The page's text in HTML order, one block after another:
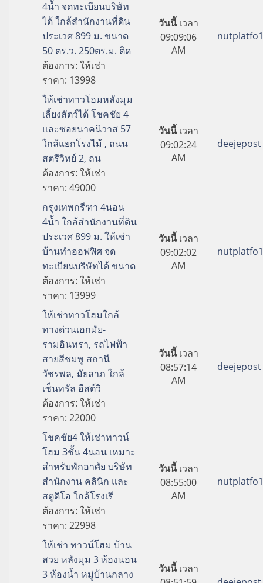
4น้ำ จดทะเบียนบริษัท
ได้ ใกล้สำนักงานที่ดิน
ประเวศ 899 ม. ขนาด
50 ตร.ว. 250ตร.ม. ติด
ต้องการ:ให้เช่า
ราคา: 13998
วันนี้เวลา
09:09:06
AM
ให้เช่าทาวโฮมหลังมุม
เลี้ยงสัตว์ได้ โชคชัย 4
และซอยนาคนิวาส 57
ใกล้แยกโรงไม้ , ถนน
สตรีวิทย์ 2, ถน
ต้องการ:ให้เช่า
ราคา:49000
วันนี้เวลา
09:02:24
AM
deejepost
กรุงเทพกรีฑา 4นอน
4น้ำ ใกล้สำนักงานที่ดิน
ประเวศ 899 ม. ให้เช่า
บ้านทำออฟฟิศ จด
ทะเบียนบริษัทได้ ขนาด
ต้องการ:ให้เช่า
ราคา: 13999
วันนี้เวลา
09:02:02
AM
ให้เช่าทาวโฮมใกล้
ทางด่วนเอกมัย-
รามอินทรา, รถไฟฟ้า
สายสีชมพู สถานี
วัชรพล, มัยลาภ ใกล้
เซ็นทรัล อีสต์วิ
ต้องการ:ให้เช่า
ราคา:22000
วันนี้เวลา
08:57:14
AM
deejepost
โชคชัย4 ให้เช่าทาวน์
โฮม 3ชั้น 4นอน เหมาะ
สำหรับพักอาศัย บริษัท
สำนักงาน คลินิก และ
สตูดิโอ ใกล้โรงเรี
ต้องการ:ให้เช่า
ราคา:22998
วันนี้เวลา
08:55:00
AM
ให้เช่า ทาวน์โฮม บ้าน
สวย หลังมุม 3 ห้องนอน
3 ห้องน้ำ หมู่บ้านกลาง
วันนี้เวลา